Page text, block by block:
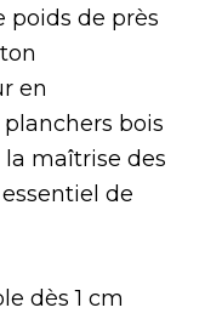
poids de près
en
bois
maîtrise des
de
dès 1 cm